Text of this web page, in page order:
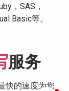
，SAS，
Basic等。
服务
快的速度为您